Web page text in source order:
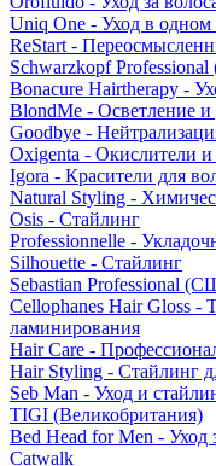
Uniq One - Уход в одном
ReStart -
Schwarzkopf Professional
Bonacure Hairtherapy -
BlondMe - Осветление и
Goodbye -
Oxigenta - Окислители и
Igora - Красители для
Natural Styling -
Osis - Стайлинг
Professionnelle -
Silhouette - Стайлинг
Sebastian Professional
Cellophanes Hair Gloss -
ламинирования
Hair Care -
Hair Styling - Стайлинг
Seb Man - Уход и
TIGI (Великобритания)
Bed Head for Men - Уход
Catwalk